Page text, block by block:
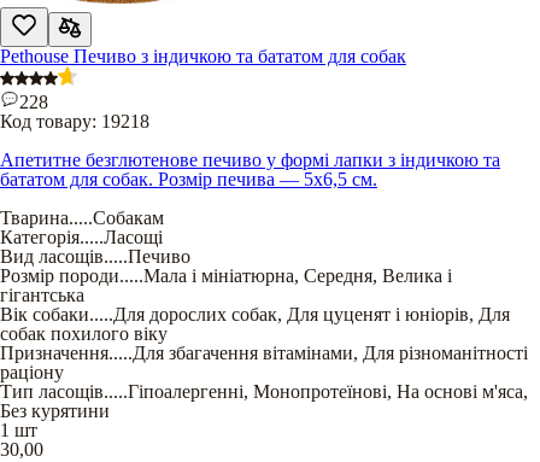
Pethouse Печиво з індичкою та бататом для собак
228
Код товару: 19218
Апетитне безглютенове печиво у формі лапки з індичкою та
бататом для собак. Розмір печива — 5х6,5 см.
Тварина.....Собакам
Категорія.....Ласощі
Вид ласощів.....Печиво
Розмір породи.....Мала і мініатюрна, Середня, Велика і
гігантська
Вік собаки.....Для дорослих собак, Для цуценят і юніорів, Для
собак похилого віку
Призначення.....Для збагачення вітамінами, Для різноманітності
раціону
Тип ласощів.....Гіпоалергенні, Монопротеїнові, На основі м'яса,
Без курятини
1 шт
30,00